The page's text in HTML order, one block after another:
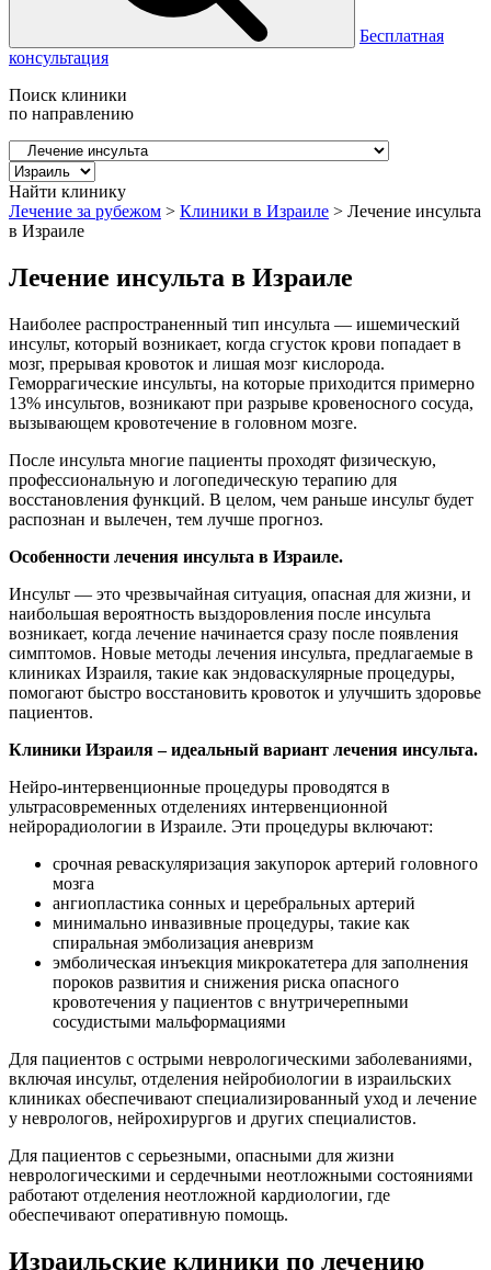
Бесплатная
консультация
Поиск клиники
по направлению
Найти клинику
Лечение за рубежом > Клиники в Израиле > Лечение инсульта
в Израиле
Лечение инсульта в Израиле
Наиболее распространенный тип инсульта — ишемический
инсульт, который возникает, когда сгусток крови попадает в
мозг, прерывая кровоток и лишая мозг кислорода.
Геморрагические инсульты, на которые приходится примерно
13% инсультов, возникают при разрыве кровеносного сосуда,
вызывающем кровотечение в головном мозге.
После инсульта многие пациенты проходят физическую,
профессиональную и логопедическую терапию для
восстановления функций. В целом, чем раньше инсульт будет
распознан и вылечен, тем лучше прогноз.
Особенности лечения инсульта в Израиле.
Инсульт — это чрезвычайная ситуация, опасная для жизни, и
наибольшая вероятность выздоровления после инсульта
возникает, когда лечение начинается сразу после появления
симптомов. Новые методы лечения инсульта, предлагаемые в
клиниках Израиля, такие как эндоваскулярные процедуры,
помогают быстро восстановить кровоток и улучшить здоровье
пациентов.
Клиники Израиля – идеальный вариант лечения инсульта.
Нейро-интервенционные процедуры проводятся в
ультрасовременных отделениях интервенционной
нейрорадиологии в Израиле. Эти процедуры включают:
срочная реваскуляризация закупорок артерий головного
мозга
ангиопластика сонных и церебральных артерий
минимально инвазивные процедуры, такие как
спиральная эмболизация аневризм
эмболическая инъекция микрокатетера для заполнения
пороков развития и снижения риска опасного
кровотечения у пациентов с внутричерепными
сосудистыми мальформациями
Для пациентов с острыми неврологическими заболеваниями,
включая инсульт, отделения нейробиологии в израильских
клиниках обеспечивают специализированный уход и лечение
у неврологов, нейрохирургов и других специалистов.
Для пациентов с серьезными, опасными для жизни
неврологическими и сердечными неотложными состояниями
работают отделения неотложной кардиологии, где
обеспечивают оперативную помощь.
Израильские клиники по лечению